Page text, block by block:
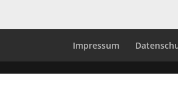
Impressum